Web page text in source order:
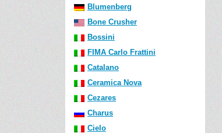
Blumenberg
Bone Crusher
Bossini
FIMA Carlo Frattini
Catalano
Ceramica Nova
Cezares
Charus
Cielo